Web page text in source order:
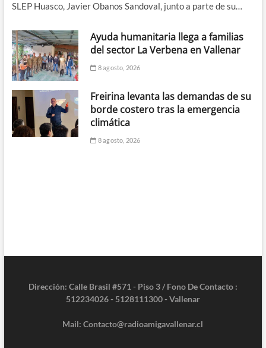
SLEP Huasco, Javier Obanos Sandoval, junto a parte de su…
Ayuda humanitaria llega a familias
del sector La Verbena en Vallenar
8 agosto, 2026
Freirina levanta las demandas de su
borde costero tras la emergencia
climática
8 agosto, 2026
Dirección: Calle Brasil #571 - Piso 3 / Fono De Contacto :
512234026 - 5128111300 - Vallenar
Mail: Contacto@radioamigavallenar.cl